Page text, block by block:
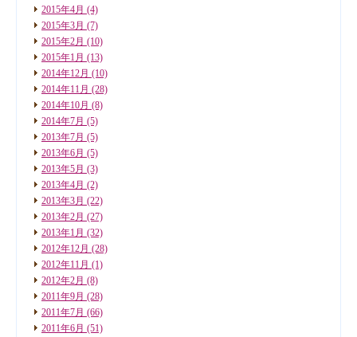
2015年4月 (4)
2015年3月 (7)
2015年2月 (10)
2015年1月 (13)
2014年12月 (10)
2014年11月 (28)
2014年10月 (8)
2014年7月 (5)
2013年7月 (5)
2013年6月 (5)
2013年5月 (3)
2013年4月 (2)
2013年3月 (22)
2013年2月 (27)
2013年1月 (32)
2012年12月 (28)
2012年11月 (1)
2012年2月 (8)
2011年9月 (28)
2011年7月 (66)
2011年6月 (51)